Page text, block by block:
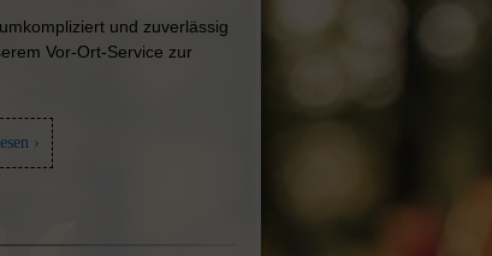
und zuverlässig
Vor-Ort-Service zur
›